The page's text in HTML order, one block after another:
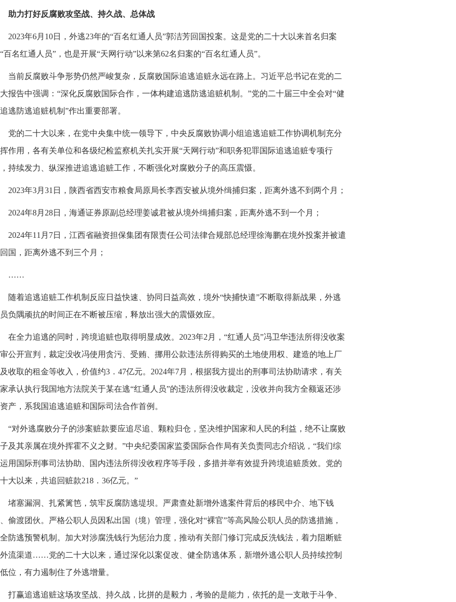
助力打好反腐败攻坚战、持久战、总体战
2023年6月10日，外逃23年的“百名红通人员”郭洁芳回国投案。这是党的二十大以来首名归案
百名红通人员”，也是开展“天网行动”以来第62名归案的“百名红通人员”。
当前反腐败斗争形势仍然严峻复杂，反腐败国际追逃追赃永远在路上。习近平总书记在党的二
报告中强调：“深化反腐败国际合作，一体构建追逃防逃追赃机制。”党的二十届三中全会对“健
逃防逃追赃机制”作出重要部署。
党的二十大以来，在党中央集中统一领导下，中央反腐败协调小组追逃追赃工作协调机制充分
作用，各有关单位和各级纪检监察机关扎实开展“天网行动”和职务犯罪国际追逃追赃专项行
持续发力、纵深推进追逃追赃工作，不断强化对腐败分子的高压震慑。
2023年3月31日，陕西省西安市粮食局原局长李西安被从境外缉捕归案，距离外逃不到两个月；
2024年8月28日，海通证券原副总经理姜诚君被从境外缉捕归案，距离外逃不到一个月；
2024年11月7日，江西省融资担保集团有限责任公司法律合规部总经理徐海鹏在境外投案并被遣
国，距离外逃不到三个月；
……
随着追逃追赃工作机制反应日益快速、协同日益高效，境外“快捕快遣”不断取得新战果，外逃
员负隅顽抗的时间正在不断被压缩，释放出强大的震慑效应。
在全力追逃的同时，跨境追赃也取得明显成效。2023年2月，“红通人员”冯卫华违法所得没收案
公开宣判，裁定没收冯使用贪污、受贿、挪用公款违法所得购买的土地使用权、建造的地上厂
收取的租金等收入，价值约3．47亿元。2024年7月，根据我方提出的刑事司法协助请求，有关
承认执行我国地方法院关于某在逃“红通人员”的违法所得没收裁定，没收并向我方全额返还涉
产，系我国追逃追赃和国际司法合作首例。
“对外逃腐败分子的涉案赃款要应追尽追、颗粒归仓，坚决维护国家和人民的利益，绝不让腐败
及其亲属在境外挥霍不义之财。”中央纪委国家监委国际合作局有关负责同志介绍说，“我们综
用国际刑事司法协助、国内违法所得没收程序等手段，多措并举有效提升跨境追赃质效。党的
大以来，共追回赃款218．36亿元。”
堵塞漏洞、扎紧篱笆，筑牢反腐防逃堤坝。严肃查处新增外逃案件背后的移民中介、地下钱
偷渡团伙。严格公职人员因私出国（境）管理，强化对“裸官”等高风险公职人员的防逃措施，
防逃预警机制。加大对涉腐洗钱行为惩治力度，推动有关部门修订完成反洗钱法，着力阻断赃
流渠道……党的二十大以来，通过深化以案促改、健全防逃体系，新增外逃公职人员持续控制
位，有力遏制住了外逃增量。
打赢追逃追赃这场攻坚战、持久战，比拼的是毅力，考验的是能力，依托的是一支敢于斗争、